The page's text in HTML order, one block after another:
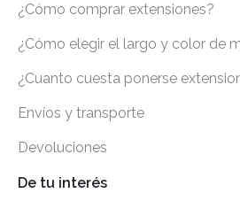
¿Cómo comprar extensiones?
¿Cómo elegir el largo y color de
¿Cuanto cuesta ponerse
Envíos y transporte
Devoluciones
De tu interés